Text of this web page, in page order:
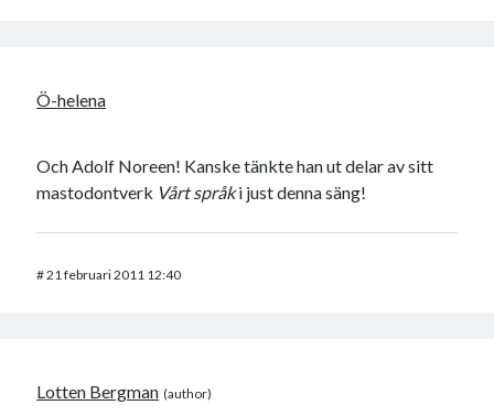
Ö-helena
Och Adolf Noreen! Kanske tänkte han ut delar av sitt
mastodontverk Vårt språki just denna säng!
#21 februari 2011 12:40
Lotten Bergman